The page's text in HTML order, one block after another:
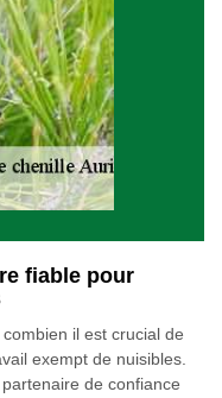
fiable pour
il est crucial de
exempt de nuisibles.
de confiance